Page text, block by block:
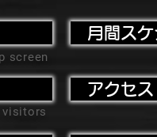
screen
visitors
月間ス
アクセ